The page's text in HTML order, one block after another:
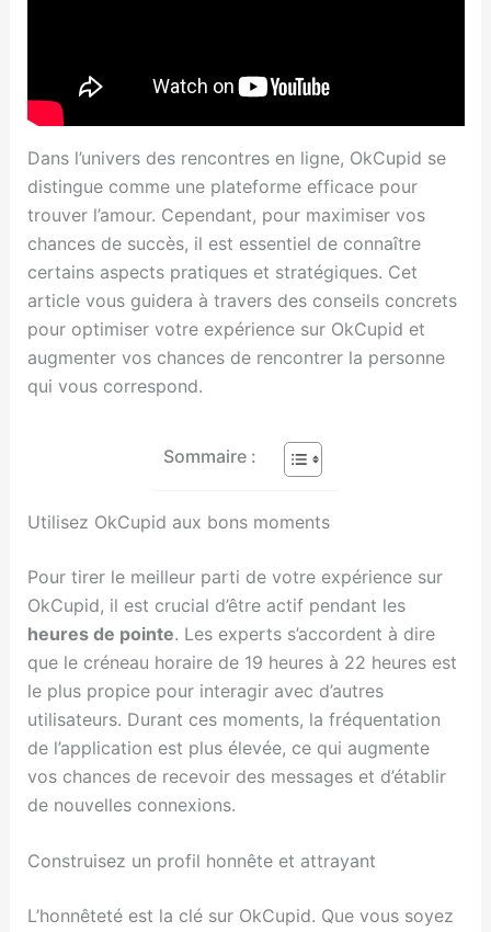
Dans l’univers des rencontres en ligne, OkCupid se
distingue comme une plateforme efficace pour
trouver l’amour. Cependant, pour maximiser vos
chances de succès, il est essentiel de connaître
certains aspects pratiques et stratégiques. Cet
article vous guidera à travers des conseils concrets
pour optimiser votre expérience sur OkCupid et
augmenter vos chances de rencontrer la personne
qui vous correspond.
Sommaire :
Utilisez OkCupid aux bons moments
Pour tirer le meilleur parti de votre expérience sur
OkCupid, il est crucial d’être actif pendant les
heures de pointe. Les experts s’accordent à dire
que le créneau horaire de 19 heures à 22 heures est
le plus propice pour interagir avec d’autres
utilisateurs. Durant ces moments, la fréquentation
de l’application est plus élevée, ce qui augmente
vos chances de recevoir des messages et d’établir
de nouvelles connexions.
Construisez un profil honnête et attrayant
L’honnêteté est la clé sur OkCupid. Que vous soyez